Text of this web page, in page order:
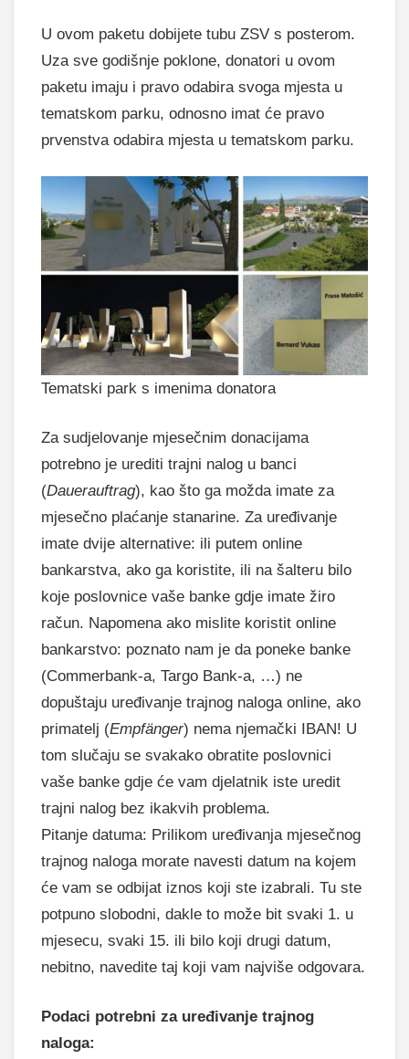
U ovom paketu dobijete tubu ZSV s posterom.
Uza sve godišnje poklone, donatori u ovom
paketu imaju i pravo odabira svoga mjesta u
tematskom parku, odnosno imat će pravo
prvenstva odabira mjesta u tematskom parku.
Tematski park s imenima donatora
Za sudjelovanje mjesečnim donacijama
potrebno je urediti trajni nalog u banci
(Dauerauftrag), kao što ga možda imate za
mjesečno plaćanje stanarine. Za uređivanje
imate dvije alternative: ili putem online
bankarstva, ako ga koristite, ili na šalteru bilo
koje poslovnice vaše banke gdje imate žiro
račun. Napomena ako mislite koristit online
bankarstvo: poznato nam je da poneke banke
(Commerbank-a, Targo Bank-a, …) ne
dopuštaju uređivanje trajnog naloga online, ako
primatelj (Empfänger) nema njemački IBAN! U
tom slučaju se svakako obratite poslovnici
vaše banke gdje će vam djelatnik iste uredit
trajni nalog bez ikakvih problema.
Pitanje datuma: Prilikom uređivanja mjesečnog
trajnog naloga morate navesti datum na kojem
će vam se odbijat iznos koji ste izabrali. Tu ste
potpuno slobodni, dakle to može bit svaki 1. u
mjesecu, svaki 15. ili bilo koji drugi datum,
nebitno, navedite taj koji vam najviše odgovara.
Podaci potrebni za uređivanje trajnog
naloga: